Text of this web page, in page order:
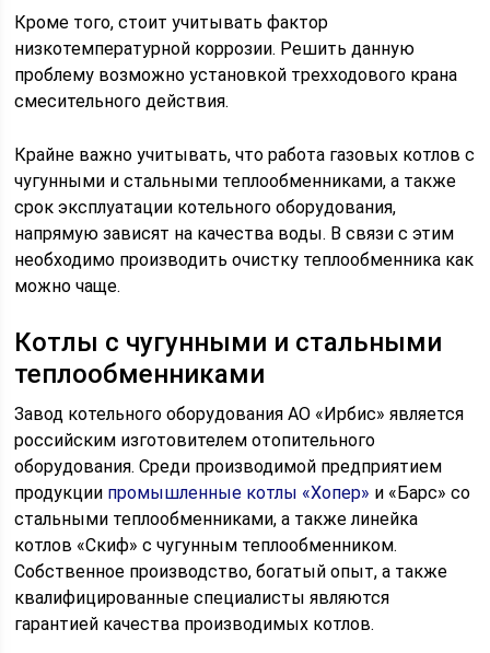
Кроме того, стоит учитывать фактор
низкотемпературной коррозии. Решить данную
проблему возможно установкой трехходового крана
смесительного действия.
Крайне важно учитывать, что работа газовых котлов с
чугунными и стальными теплообменниками, а также
срок эксплуатации котельного оборудования,
напрямую зависят на качества воды. В связи с этим
необходимо производить очистку теплообменника как
можно чаще.
Котлы с чугунными и стальными
теплообменниками
Завод котельного оборудования АО «Ирбис» является
российским изготовителем отопительного
оборудования. Среди производимой предприятием
продукции промышленные котлы «Хопер» и «Барс» со
стальными теплообменниками, а также линейка
котлов «Скиф» с чугунным теплообменником.
Собственное производство, богатый опыт, а также
квалифицированные специалисты являются
гарантией качества производимых котлов.